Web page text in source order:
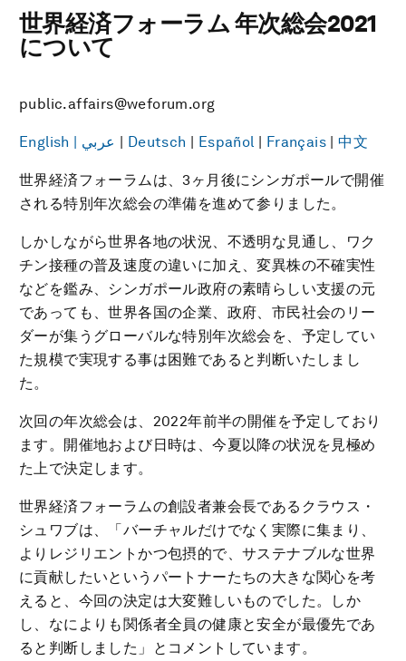
世界経済フォーラム 年次総会2021
について
public.affairs@weforum.org
English | عربي | Deutsch | Español | Français |中文
世界経済フォーラムは、3ヶ月後にシンガポールで開催
される特別年次総会の準備を進めて参りました。
しかしながら世界各地の状況、不透明な見通し、ワク
チン接種の普及速度の違いに加え、変異株の不確実性
などを鑑み、シンガポール政府の素晴らしい支援の元
であっても、世界各国の企業、政府、市民社会のリー
ダーが集うグローバルな特別年次総会を、予定してい
た規模で実現する事は困難であると判断いたしまし
た。
次回の年次総会は、2022年前半の開催を予定しており
ます。開催地および日時は、今夏以降の状況を見極め
た上で決定します。
世界経済フォーラムの創設者兼会長であるクラウス・
シュワブは、「バーチャルだけでなく実際に集まり、
よりレジリエントかつ包摂的で、サステナブルな世界
に貢献したいというパートナーたちの大きな関心を考
えると、今回の決定は大変難しいものでした。しか
し、なによりも関係者全員の健康と安全が最優先であ
ると判断しました」とコメントしています。